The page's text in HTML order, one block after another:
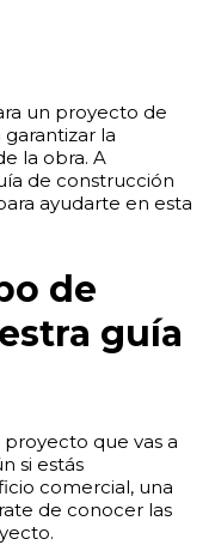
un proyecto de
la
la obra. A
de construcción
ayudarte en esta
de
guía
que vas a
si estás
comercial, una
de conocer las